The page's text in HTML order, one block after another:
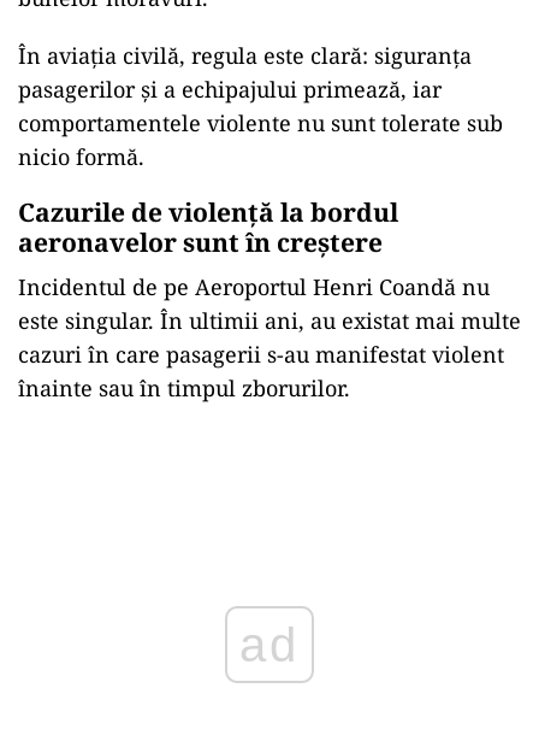
În aviația civilă, regula este clară: siguranța
pasagerilor și a echipajului primează, iar
comportamentele violente nu sunt tolerate sub
nicio formă.
Cazurile de violență la bordul
aeronavelor sunt în creștere
Incidentul de pe Aeroportul Henri Coandă nu
este singular. În ultimii ani, au existat mai multe
cazuri în care pasagerii s-au manifestat violent
înainte sau în timpul zborurilor.
ad